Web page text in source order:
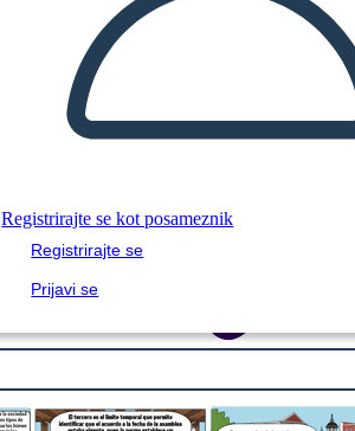
Registrirajte se kot posameznik
Registrirajte se
Prijavi se